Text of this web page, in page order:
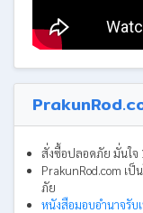
สั่งซื้อปลอดภัย มั่นใจ
PrakunRod.com เป็
ภัย
หนังสือมอบอำนาจรับ